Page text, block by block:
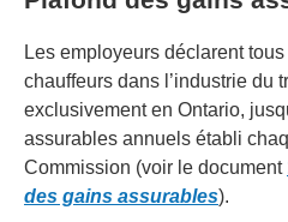
Les employeurs déclarent
chauffeurs dans l’industrie du
exclusivement en Ontario,
assurables annuels établi
Commission (voir le document
des gains assurables).